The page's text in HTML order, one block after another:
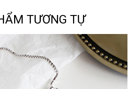
TƯƠNG TỰ